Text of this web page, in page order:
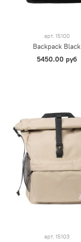
арт. 15100
Backpack Black
5450.00 руб
арт. 15103